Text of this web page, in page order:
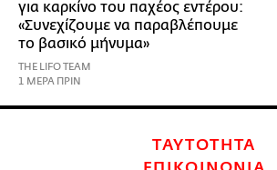
για καρκίνο του παχέος εντέρου:
«Συνεχίζουμε να παραβλέπουμε
το βασικό μήνυμα»
THE LIFO TEAM
1 ΜΕΡΑ ΠΡΙΝ
ΤΑΥΤΟΤΗΤΑ